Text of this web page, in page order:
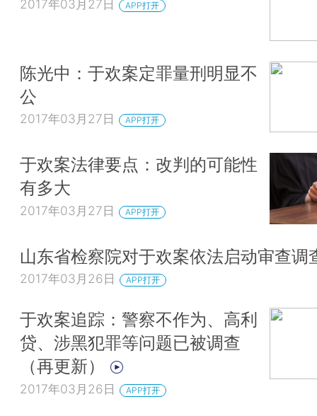
2017年03月27日 APP打开
陈光中：于欢案定罪量刑明显不
公
2017年03月27日 APP打开
于欢案法律要点：改判的可能性
有多大
2017年03月27日 APP打开
山东省检察院对于欢案依法启动审查调
2017年03月26日 APP打开
于欢案追踪：警察不作为、高利
贷、涉黑犯罪等问题已被调查
（再更新）
2017年03月26日 APP打开